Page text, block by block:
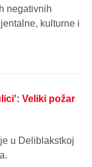
negativnih
kulturne i
Veliki požar
u Deliblakstkoj